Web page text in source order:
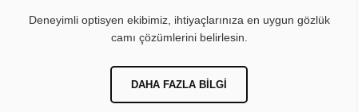
Deneyimli optisyen ekibimiz, ihtiyaçlarınıza en uygun gözlük
camı çözümlerini belirlesin.
DAHA FAZLA BILGI